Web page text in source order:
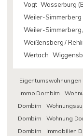
Vogt Wasserburg
Weiler-Simmerberg
Weiler-Simmerberg
Weißensberg /
Wertach
Eigentumswohnungen
Immo Dornbirn
Dornbirn
Dornbirn
Wohnung
Dornbirn
Immobilien